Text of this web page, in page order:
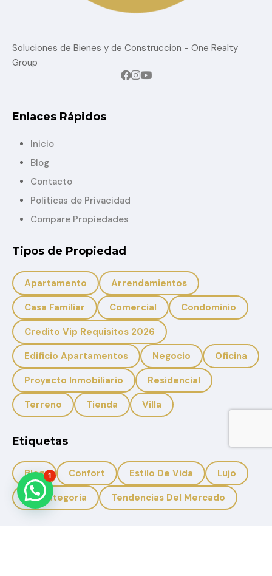
Soluciones de Bienes y de Construccion - One Realty
Group
Enlaces Rápidos
Inicio
Blog
Contacto
Politicas de Privacidad
Compare Propiedades
Tipos de Propiedad
Apartamento
Arrendamientos
Casa Familiar
Comercial
Condominio
Credito Vip Requisitos 2026
Edificio Apartamentos
Negocio
Oficina
Proyecto Inmobiliario
Residencial
Terreno
Tienda Villa
Etiquetas
Blog Confort Estilo De Vida
Lujo
Sin Categoria
Tendencias Del Mercado
1